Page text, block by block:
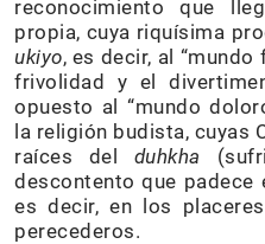
reconocimiento que
propia, cuya riquísima
ukiyo, es decir, al
frivolidad y el
opuesto al “mundo
la religión budista, cuyas
raíces del duhkha
descontento que padece
es decir, en los
perecederos.